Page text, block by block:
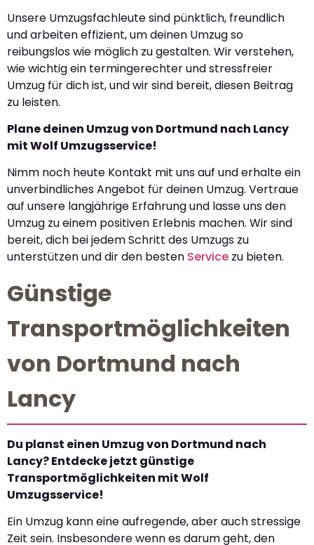
Unsere Umzugsfachleute sind pünktlich, freundlich
und arbeiten effizient, um deinen Umzug so
reibungslos wie möglich zu gestalten. Wir verstehen,
wie wichtig ein termingerechter und stressfreier
Umzug für dich ist, und wir sind bereit, diesen Beitrag
zu leisten.
Plane deinen Umzug von Dortmund nach Lancy
mit Wolf Umzugsservice!
Nimm noch heute Kontakt mit uns auf und erhalte ein
unverbindliches Angebot für deinen Umzug. Vertraue
auf unsere langjährige Erfahrung und lasse uns den
Umzug zu einem positiven Erlebnis machen. Wir sind
bereit, dich bei jedem Schritt des Umzugs zu
unterstützen und dir den besten Service zu bieten.
Günstige
Transportmöglichkeiten
von Dortmund nach
Lancy
Du planst einen Umzug von Dortmund nach
Lancy? Entdecke jetzt günstige
Transportmöglichkeiten mit Wolf
Umzugsservice!
Ein Umzug kann eine aufregende, aber auch stressige
Zeit sein. Insbesondere wenn es darum geht, den